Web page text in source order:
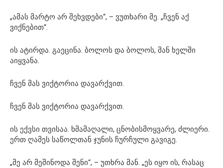
„ამას მარტო არ შეხვდები“, – ვუთხარი მე. „ჩვენ აქ
ვიქნებით“.
ის ატირდა. გაეცინა. ბოლოს და ბოლოს, მან ხელში
აიყვანა.
ჩვენ მას ვიქტორია დავარქვით.
ჩვენ მას ვიქტორია დავარქვით.
ის ექვსი თვისაა. ხმამაღალი, ცნობისმოყვარე, ძლიერი.
ერთ ღამეს საწოლთან ჯუნის ჩურჩული გავიგე.
„მე არ მეშინოდა შენი“, – უთხრა მან. „ეს იყო ის, რასაც